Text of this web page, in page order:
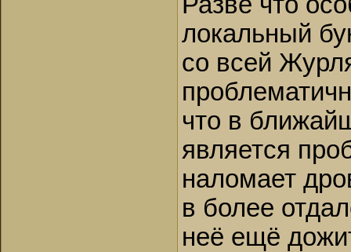
локальный
со всей
что в
является
наломает
в более
неё ещё